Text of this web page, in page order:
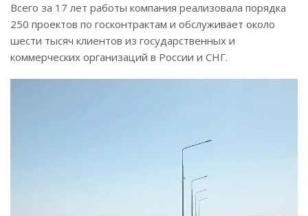
Всего за 17 лет работы компания реализовала порядка
250 проектов по госконтрактам и обслуживает около
шести тысяч клиентов из государственных и
коммерческих организаций в России и СНГ.